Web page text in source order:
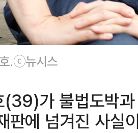
.ⓒ뉴시스
(39)가 불법도박
판에 넘겨진 사실